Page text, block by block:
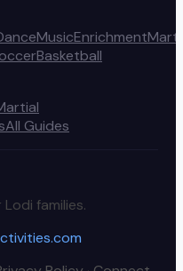
MusicEnrichment
Basketball
All Guides
Lodi families.